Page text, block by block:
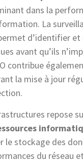
dans la
La
d’identifier et
avant qu’ils
contribue
la mise à jour
repose
le stockage des
du réseau